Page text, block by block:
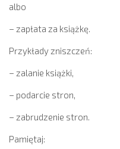
albo
– zapłata za książkę.
Przykłady zniszczeń:
– zalanie książki,
– podarcie stron,
– zabrudzenie stron.
Pamiętaj: